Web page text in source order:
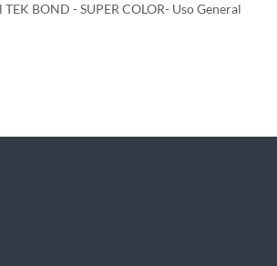
BOND - SUPER COLOR- Uso General